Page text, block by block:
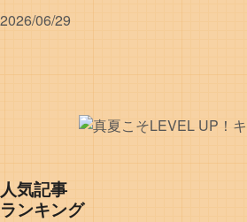
2026/06/29
人気記事
ランキング